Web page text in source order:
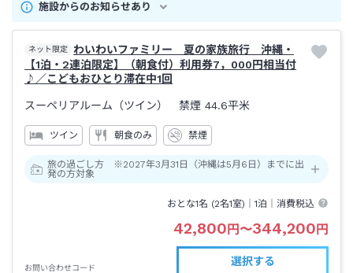
施設からのお知らせあり
ネット限定
わいわいファミリー 夏の家族旅行 沖縄・
【1泊・2連泊限定】（朝食付）利用券7，000円相当付
♪／こどもおひとり滞在中1回
スーペリアルーム（ツイン） 禁煙 44.6平米
ツイン 朝食のみ 禁煙
旅の過ごし方 ※2027年3月31日（沖縄は5月6日）までに出
発の方対象
おとな1名 (2名1室)｜1泊 ｜消費税込
42,800 円 〜344,200 円
お問い合わせコード
選択する